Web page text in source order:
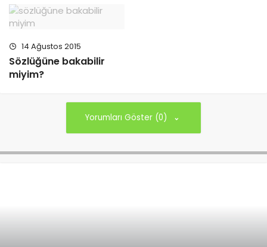
14 Ağustos 2015
Sözlüğüne bakabilir
miyim?
Yorumları Göster (0)